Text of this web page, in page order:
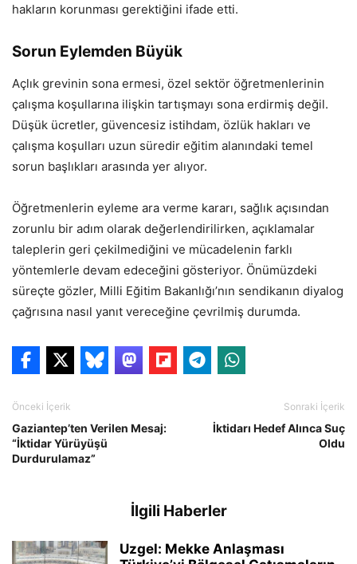
hakların korunması gerektiğini ifade etti.
Sorun Eylemden Büyük
Açlık grevinin sona ermesi, özel sektör öğretmenlerinin
çalışma koşullarına ilişkin tartışmayı sona erdirmiş değil.
Düşük ücretler, güvencesiz istihdam, özlük hakları ve
çalışma koşulları uzun süredir eğitim alanındaki temel
sorun başlıkları arasında yer alıyor.
Öğretmenlerin eyleme ara verme kararı, sağlık açısından
zorunlu bir adım olarak değerlendirilirken, açıklamalar
taleplerin geri çekilmediğini ve mücadelenin farklı
yöntemlerle devam edeceğini gösteriyor. Önümüzdeki
süreçte gözler, Milli Eğitim Bakanlığı’nın sendikanın diyalog
çağrısına nasıl yanıt vereceğine çevrilmiş durumda.
Önceki İçerik
Gaziantep’ten Verilen Mesaj:
“İktidar Yürüyüşü
Durdurulamaz”
Sonraki İçerik
İktidarı Hedef Alınca Suç
Oldu
İlgili Haberler
Uzgel: Mekke Anlaşması